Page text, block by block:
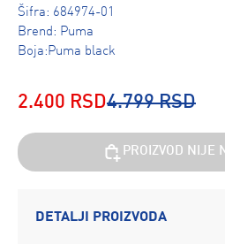
Šifra: 684974-01
Brend: Puma
Boja:Puma black
2.400 RSD4.799 RSD
PROIZVOD NIJE
DETALJI PROIZVODA